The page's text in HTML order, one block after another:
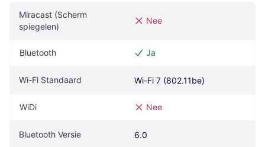
Miracast (Scherm
spiegelen)
Nee
Bluetooth Ja
Wi-Fi Standaard Wi-Fi 7 (802.11be)
WiDi Nee
Bluetooth Versie 6.0